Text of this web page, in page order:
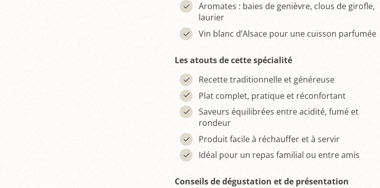
Aromates : baies de genièvre, clous de girofle,
laurier
Vin blanc d’Alsace pour une cuisson parfumée
Les atouts de cette spécialité
Recette traditionnelle et généreuse
Plat complet, pratique et réconfortant
Saveurs équilibrées entre acidité, fumé et
rondeur
Produit facile à réchauffer et à servir
Idéal pour un repas familial ou entre amis
Conseils de dégustation et de présentation